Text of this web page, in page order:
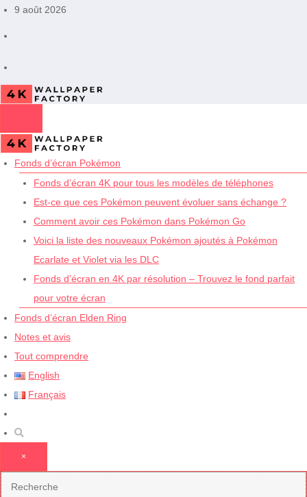
Aller9 août 2026
Fonds d’écran Pokémon
Fonds d’écran 4K pour tous les modèles de téléphones
Est-ce que ces Pokémon peuvent évoluer sans échange ?
Comment avoir ces Pokémon dans Pokémon Go
Voici la liste des nouveaux Pokémon ajoutés à Pokémon
Ecarlate et Violet via les DLC
Fonds d’écran en 4K par résolution – Trouvez le fond parfait
pour votre écran
Fonds d’écran Elden Ring
Notes et avis
Tout comprendre
English
Français
×